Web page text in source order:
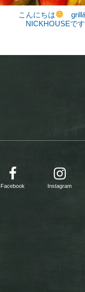
こんにちは
NICKHOUSEです
Facebook Instagram